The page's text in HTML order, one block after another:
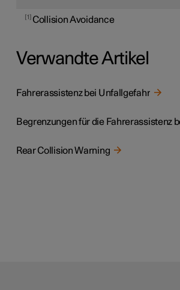
1 Collision Avoidance
Verwandte Artikel
Fahrerassistenz bei Unfallgefahr
Begrenzungen für die Fahrerassistenz
Rear Collision Warning